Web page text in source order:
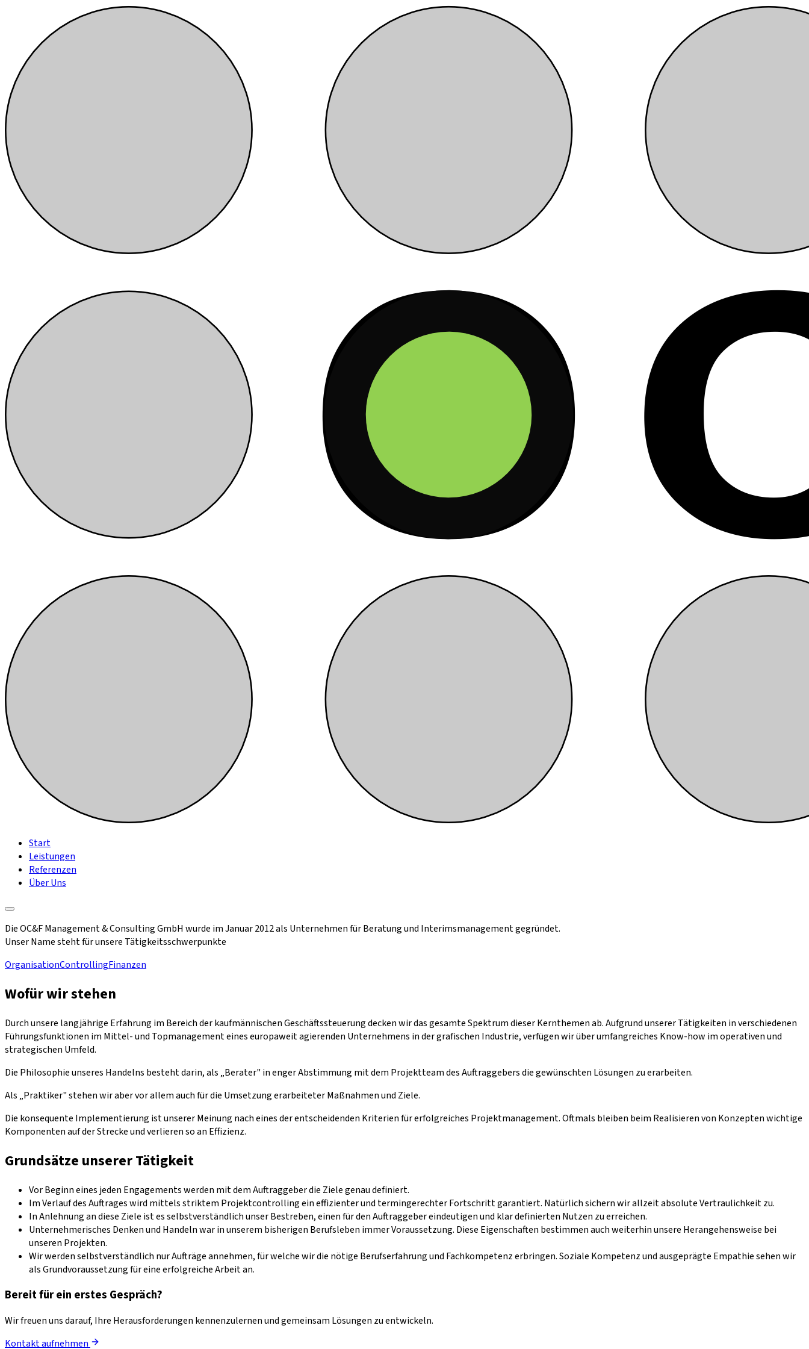
Start
Leistungen
Referenzen
Über Uns
Die OC&F Management & Consulting GmbH wurde im Januar 2012 als Unternehmen für Beratung und Interimsmanagement gegründet.
Unser Name steht für unsere Tätigkeitsschwerpunkte
OrganisationControllingFinanzen
Wofür wir stehen
Durch unsere langjährige Erfahrung im Bereich der kaufmännischen Geschäftssteuerung decken wir das gesamte Spektrum dieser Kernthemen ab. Aufgrund unserer Tätigkeiten in verschiedenen
Führungsfunktionen im Mittel- und Topmanagement eines europaweit agierenden Unternehmens in der grafischen Industrie, verfügen wir über umfangreiches Know-how im operativen und
strategischen Umfeld.
Die Philosophie unseres Handelns besteht darin, als „Berater" in enger Abstimmung mit dem Projektteam des Auftraggebers die gewünschten Lösungen zu erarbeiten.
Als „Praktiker" stehen wir aber vor allem auch für die Umsetzung erarbeiteter Maßnahmen und Ziele.
Die konsequente Implementierung ist unserer Meinung nach eines der entscheidenden Kriterien für erfolgreiches Projektmanagement. Oftmals bleiben beim Realisieren von Konzepten wichtige
Komponenten auf der Strecke und verlieren so an Effizienz.
Grundsätze unserer Tätigkeit
Vor Beginn eines jeden Engagements werden mit dem Auftraggeber die Ziele genau definiert.
Im Verlauf des Auftrages wird mittels striktem Projektcontrolling ein effizienter und termingerechter Fortschritt garantiert. Natürlich sichern wir allzeit absolute Vertraulichkeit zu.
In Anlehnung an diese Ziele ist es selbstverständlich unser Bestreben, einen für den Auftraggeber eindeutigen und klar definierten Nutzen zu erreichen.
Unternehmerisches Denken und Handeln war in unserem bisherigen Berufsleben immer Voraussetzung. Diese Eigenschaften bestimmen auch weiterhin unsere Herangehensweise bei
unseren Projekten.
Wir werden selbstverständlich nur Aufträge annehmen, für welche wir die nötige Berufserfahrung und Fachkompetenz erbringen. Soziale Kompetenz und ausgeprägte Empathie sehen wir
als Grundvoraussetzung für eine erfolgreiche Arbeit an.
Bereit für ein erstes Gespräch?
Wir freuen uns darauf, Ihre Herausforderungen kennenzulernen und gemeinsam Lösungen zu entwickeln.
Kontakt aufnehmen